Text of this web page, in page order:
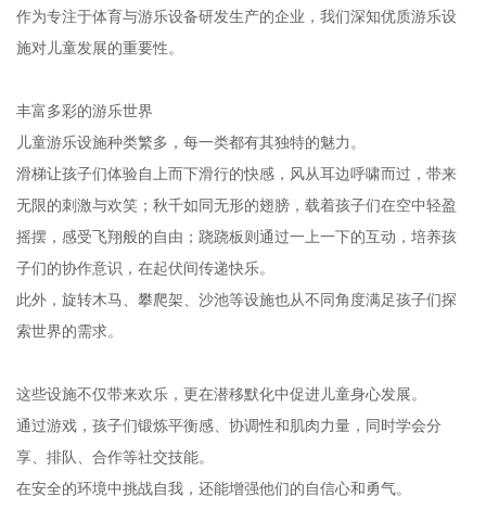
作为专注于体育与游乐设备研发生产的企业，我们深知优质游乐设
施对儿童发展的重要性。
丰富多彩的游乐世界
儿童游乐设施种类繁多，每一类都有其独特的魅力。
滑梯让孩子们体验自上而下滑行的快感，风从耳边呼啸而过，带来
无限的刺激与欢笑；秋千如同无形的翅膀，载着孩子们在空中轻盈
摇摆，感受飞翔般的自由；跷跷板则通过一上一下的互动，培养孩
子们的协作意识，在起伏间传递快乐。
此外，旋转木马、攀爬架、沙池等设施也从不同角度满足孩子们探
索世界的需求。
这些设施不仅带来欢乐，更在潜移默化中促进儿童身心发展。
通过游戏，孩子们锻炼平衡感、协调性和肌肉力量，同时学会分
享、排队、合作等社交技能。
在安全的环境中挑战自我，还能增强他们的自信心和勇气。